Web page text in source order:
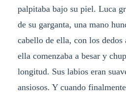
palpitaba bajo su piel. Luca
de su garganta, una mano
cabello de ella, con los dedos
ella comenzaba a besar y
longitud. Sus labios eran
ansiosos. Y cuando